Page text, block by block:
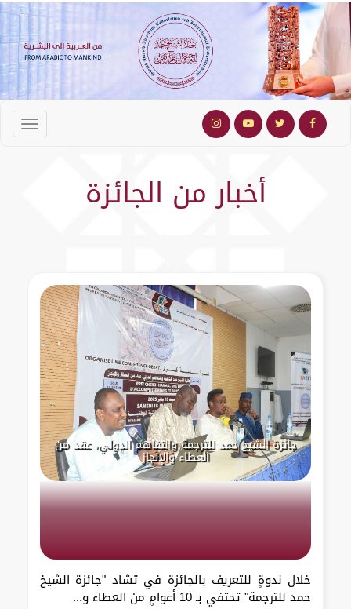
أخبار من الجائزة
جائزة الشيخ حمد للترجمة والتفاهم الدولي، عقد من
العطاء والإنجاز
خلال ندوةٍ للتعريف بالجائزة في تشاد "جائزة الشيخ
حمد للترجمة" تحتفي بـ 10 أعوامٍ من العطاء و...